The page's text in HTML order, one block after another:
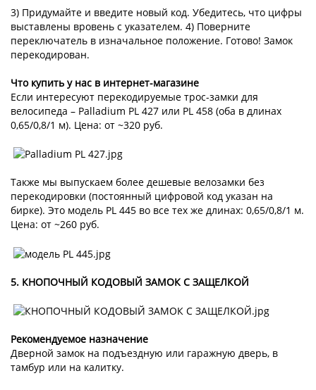
3) Придумайте и введите новый код. Убедитесь, что цифры
выставлены вровень с указателем. 4) Поверните
переключатель в изначальное положение. Готово! Замок
перекодирован.
Что купить у нас в интернет-магазине
Если интересуют перекодируемые трос-замки для
велосипеда – Palladium PL 427 или PL 458 (оба в длинах
0,65/0,8/1 м). Цена: от ~320 руб.
Также мы выпускаем более дешевые велозамки без
перекодировки (постоянный цифровой код указан на
бирке). Это модель PL 445 во все тех же длинах: 0,65/0,8/1 м.
Цена: от ~260 руб.
5. КНОПОЧНЫЙ КОДОВЫЙ ЗАМОК С ЗАЩЕЛКОЙ
Рекомендуемое назначение
Дверной замок на подъездную или гаражную дверь, в
тамбур или на калитку.